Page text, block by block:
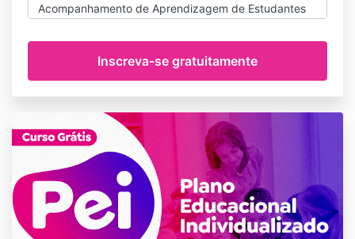
Acompanhamento de Aprendizagem de Estudantes
condições:
Acesso ao curso:
1.1 Ao se inscrever no curso, você receberá
acesso à plataforma online onde o conteúdo
estará disponível para visualização. O acesso
será concedido exclusivamente para uso
pessoal e não comercial.
1.2 É proibido compartilhar seu login e senha
com terceiros, bem como reproduzir, distribuir,
transmitir, vender ou explorar qualquer parte
do conteúdo do curso para fins comerciais ou